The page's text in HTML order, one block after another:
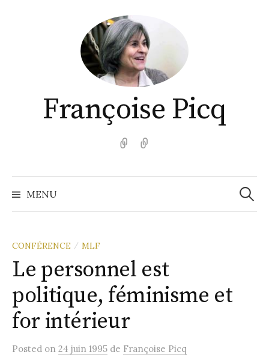
Françoise Picq
English
MENU
CONFÉRENCE / MLF
Le personnel est
politique, féminisme et
for intérieur
Posted on 24 juin 1995 de Françoise Picq